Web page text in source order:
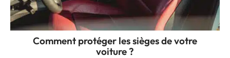
Comment protéger les sièges de votre
voiture ?